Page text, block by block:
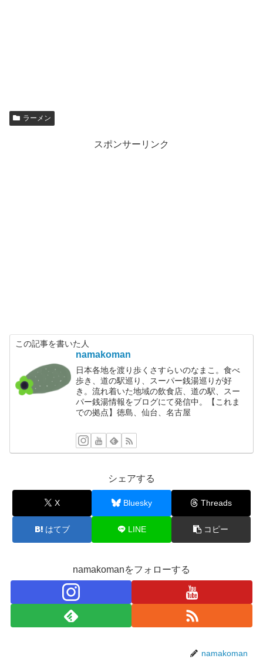
ラーメン
スポンサーリンク
この記事を書いた人
namakoman
日本各地を渡り歩くさすらいのなまこ。食べ
歩き、道の駅巡り、スーパー銭湯巡りが好
き。流れ着いた地域の飲食店、道の駅、スー
パー銭湯情報をブログにて発信中。【これま
での拠点】徳島、仙台、名古屋
シェアする
X Bluesky Threads
はてブ LINE コピー
namakomanをフォローする
namakoman